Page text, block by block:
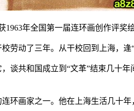
年全国第一届连环画创作评奖
动了三年。从干校回到上海，
谈共和国成立到“文革”结束几十
环画家之一。他在上海生活几十